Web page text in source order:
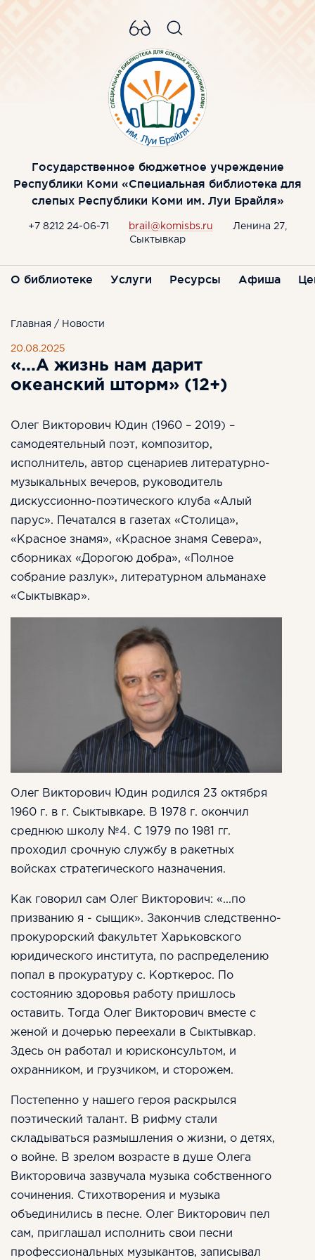
+7 8212 24-06-71 brail@komisbs.ru
Ленина 27,
Сыктывкар
Государственное бюджетное учреждение
Республики Коми «Специальная библиотека для
слепых Республики Коми им. Луи Брайля»
О библиотеке Услуги Ресурсы Афиша
Главная / Новости
20.08.2025
«...А жизнь нам дарит
океанский шторм» (12+)
Олег Викторович Юдин (1960 – 2019) –
самодеятельный поэт, композитор,
исполнитель, автор сценариев литературно-
музыкальных вечеров, руководитель
дискуссионно-поэтического клуба «Алый
парус». Печатался в газетах «Столица»,
«Красное знамя», «Красное знамя Севера»,
сборниках «Дорогою добра», «Полное
собрание разлук», литературном альманахе
«Сыктывкар».
Олег Викторович Юдин родился 23 октября
1960 г. в г. Сыктывкаре. В 1978 г. окончил
среднюю школу №4. С 1979 по 1981 гг.
проходил срочную службу в ракетных
войсках стратегического назначения.
Как говорил сам Олег Викторович: «...по
призванию я - сыщик». Закончив следственно-
прокурорский факультет Харьковского
юридического института, по распределению
попал в прокуратуру с. Корткерос. По
состоянию здоровья работу пришлось
оставить. Тогда Олег Викторович вместе с
женой и дочерью переехали в Сыктывкар.
Здесь он работал и юрисконсультом, и
охранником, и грузчиком, и сторожем.
Постепенно у нашего героя раскрылся
поэтический талант. В рифму стали
складываться размышления о жизни, о детях,
о войне. В зрелом возрасте в душе Олега
Викторовича зазвучала музыка собственного
сочинения. Стихотворения и музыка
объединились в песне. Олег Викторович пел
сам, приглашал исполнить свои песни
профессиональных музыкантов, записывал